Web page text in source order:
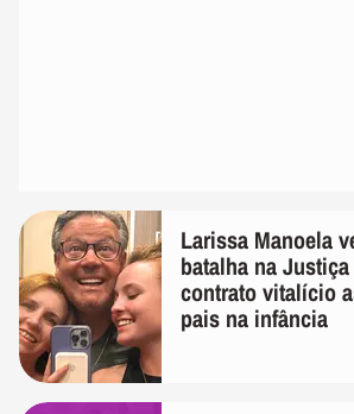
Larissa Manoela
batalha na
contrato vitalício
pais na infância